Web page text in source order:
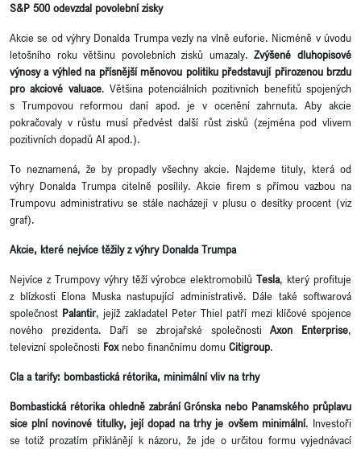
S&P 500 odevzdal povolební zisky
Akcie se od výhry Donalda Trumpa vezly na vlně euforie. Nicméně v úvodu
letošního roku většinu povolebních zisků umazaly.Zvýšené dluhopisové
výnosy a výhled na přísnější měnovou politiku představují přirozenou brzdu
pro akciové valuace. Většina potenciálních pozitivních benefitů spojených
s Trumpovou reformou daní apod. je v ocenění zahrnuta. Aby akcie
pokračovaly v růstu musí předvést další růst zisků (zejména pod vlivem
pozitivních dopadů AI apod.).
To neznamená, že by propadly všechny akcie. Najdeme tituly, která od
výhry Donalda Trumpa citelně posílily. Akcie firem s přímou vazbou na
Trumpovu administrativu se stále nacházejí v plusu o desítky procent (viz
graf).
Akcie, které nejvíce těžily z výhry Donalda Trumpa
Nejvíce z Trumpovy výhry těží výrobce elektromobilůTesla, který profituje
z blízkosti Elona Muska nastupující administrativě. Dále také softwarová
společnost Palantir, jejíž zakladatel Peter Thiel patří mezi klíčové spojence
nového prezidenta. Daří se zbrojařské společnostiAxon Enterprise,
televizní společnosti Foxnebo finančnímu domu Citigroup.
Cla a tarify: bombastická rétorika, minimální vliv na trhy
Bombastická rétorika ohledně zabrání Grónska nebo Panamského průplavu
sice plní novinové titulky, její dopad na trhy je ovšem minimální. Investoři
se totiž prozatím přiklánějí k názoru, že jde o určitou formu vyjednávací